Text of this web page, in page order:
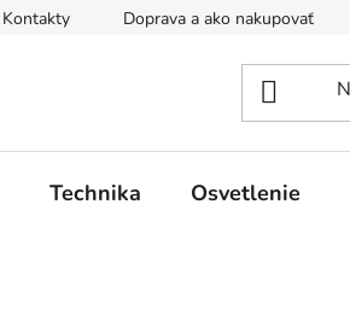
Kontakty Doprava a ako nakupovať
Technika Osvetlenie